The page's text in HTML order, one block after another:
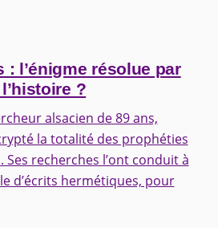
: l’énigme résolue par
?
alsacien de 89 ans,
la totalité des prophéties
recherches l’ont conduit à
d’écrits hermétiques, pour